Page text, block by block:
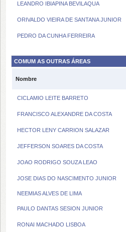
LEANDRO IBIAPINA BEVILAQUA
ORIVALDO VIEIRA DE SANTANA JUNIOR
PEDRO DA CUNHA FERREIRA
COMUM AS OUTRAS ÁREAS
Nombre
CICLAMIO LEITE BARRETO
FRANCISCO ALEXANDRE DA COSTA
HECTOR LENY CARRION SALAZAR
JEFFERSON SOARES DA COSTA
JOAO RODRIGO SOUZA LEAO
JOSE DIAS DO NASCIMENTO JUNIOR
NEEMIAS ALVES DE LIMA
PAULO DANTAS SESION JUNIOR
RONAI MACHADO LISBOA